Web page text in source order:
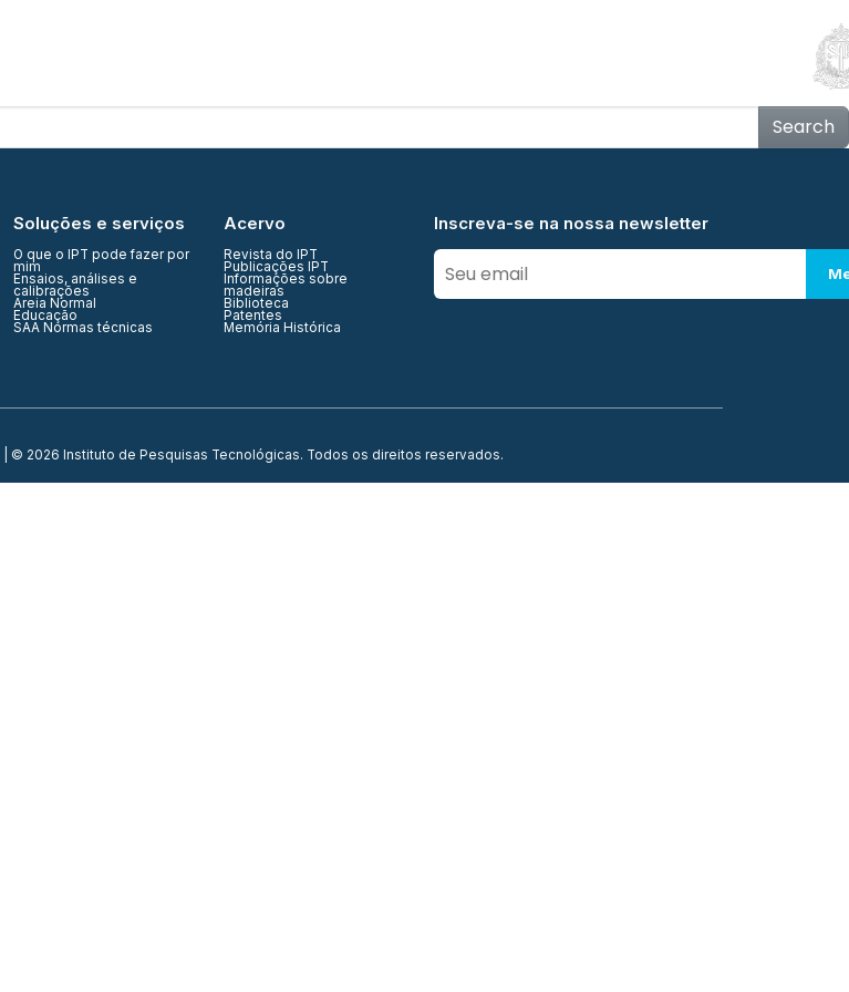
Search
Soluções e serviços
O que o IPT pode fazer por
mim
Ensaios, análises e
calibrações
Areia Normal
Educação
SAA Normas técnicas
Acervo
Revista do IPT
Publicações IPT
Informações sobre
madeiras
Biblioteca
Patentes
Memória Histórica
Inscreva-se na nossa newsletter
| © 2026 Instituto de Pesquisas Tecnológicas. Todos os direitos reservados.